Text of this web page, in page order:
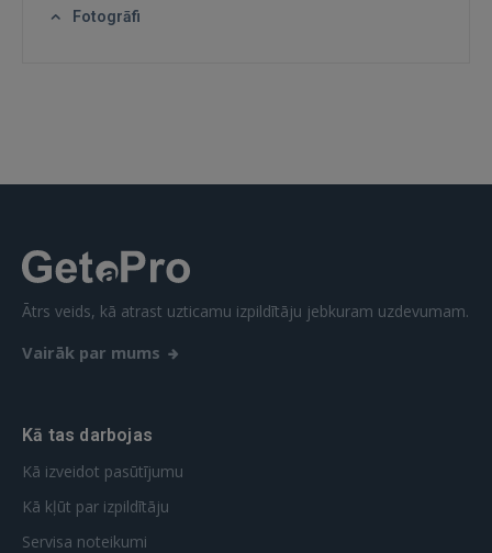
Fotogrāfi
Ātrs veids, kā atrast uzticamu izpildītāju jebkuram uzdevumam.
Vairāk par mums
Kā tas darbojas
Kā izveidot pasūtījumu
Kā kļūt par izpildītāju
Servisa noteikumi